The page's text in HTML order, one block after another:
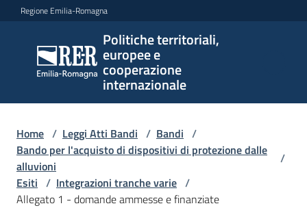
Vai al contenuto
Vai alla navigazione
Vai al footer
Regione Emilia-Romagna
Politiche territoriali,
europee e
cooperazione
internazionale
Politiche
territoriali,
europee e
cooperazione
Argomenti
Home / Leggi Atti Bandi / Bandi /
Bando per l'acquisto di dispositivi di protezione dalle
alluvioni
/
Esiti / Integrazioni tranche varie /
Allegato 1 - domande ammesse e finanziate